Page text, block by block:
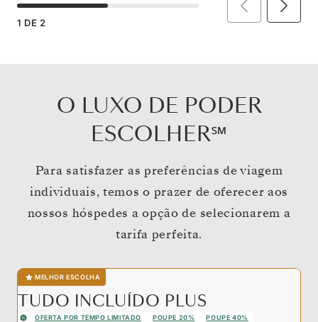
1 DE 2
O LUXO DE PODER
ESCOLHER℠
Para satisfazer as preferências de viagem
individuais, temos o prazer de oferecer aos
nossos hóspedes a opção de selecionarem a
tarifa perfeita.
MELHOR ESCOLHA
TUDO INCLUÍDO PLUS
OFERTA POR TEMPO LIMITADO POUPE 20% POUPE 40%